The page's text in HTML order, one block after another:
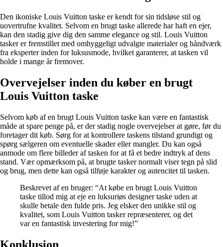
Den ikoniske Louis Vuitton taske er kendt for sin tidsløse stil og
uovertrufne kvalitet. Selvom en brugt taske allerede har haft en ejer,
kan den stadig give dig den samme elegance og stil. Louis Vuitton
tasker er fremstillet med omhyggeligt udvalgte materialer og håndværk
fra eksperter inden for luksusmode, hvilket garanterer, at tasken vil
holde i mange år fremover.
Overvejelser inden du køber en brugt
Louis Vuitton taske
Selvom køb af en brugt Louis Vuitton taske kan være en fantastisk
måde at spare penge på, er der stadig nogle overvejelser at gøre, før du
foretager dit køb. Sørg for at kontrollere taskens tilstand grundigt og
spørg sælgeren om eventuelle skader eller mangler. Du kan også
anmode om flere billeder af tasken for at få et bedre indtryk af dens
stand. Vær opmærksom på, at brugte tasker normalt viser tegn på slid
og brug, men dette kan også tilføje karakter og autencitet til tasken.
Beskrevet af en bruger: “At købe en brugt Louis Vuitton
taske tillod mig at eje en luksuriøs designer taske uden at
skulle betale den fulde pris. Jeg elsker den unikke stil og
kvalitet, som Louis Vuitton tasker repræsenterer, og det
var en fantastisk investering for mig!”